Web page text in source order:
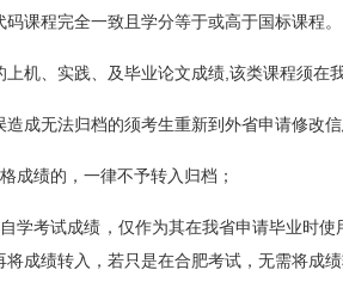
课程完全一致且学分等于或高于国标课程。
机、实践、及毕业论文成绩,该类课程须在
成无法归档的须考生重新到外省申请修改
成绩的，一律不予转入归档；
学考试成绩，仅作为其在我省申请毕业时
成绩转入，若只是在合肥考试，无需将成